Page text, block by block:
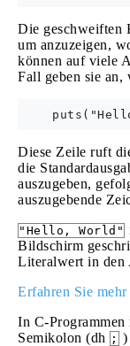
Die geschweiften
um anzuzeigen,
können auf viele
Fall geben sie an,
Diese Zeile ruft
die
auszugeben,
auszugebende
"Hello, World"
Bildschirm
Literalwert in den
Erfahren Sie mehr
In C-Programmen
Semikolon (dh
; )